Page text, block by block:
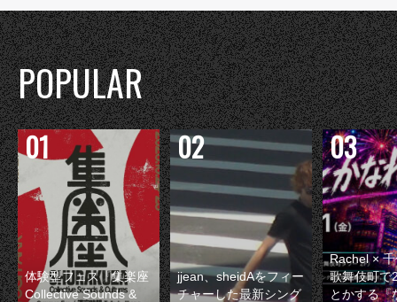
POPULAR
体験型フェス『集楽座
Collective Sounds &
jjean、sheidAをフィー
チャーした最新シング
Rachel ×
歌舞伎町で
とかする『